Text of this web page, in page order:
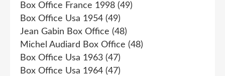
Box Office France 1998 (49)
Box Office Usa 1954 (49)
Jean Gabin Box Office (48)
Michel Audiard Box Office (48)
Box Office Usa 1963 (47)
Box Office Usa 1964 (47)